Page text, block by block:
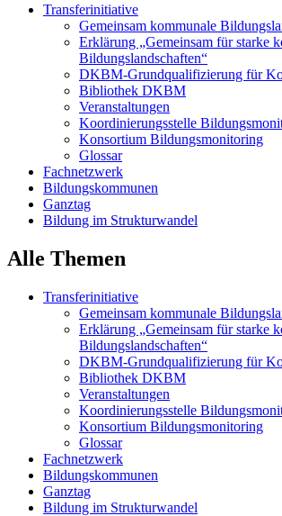
Transferinitiative
Gemeinsam kommunale
Erklärung „Gemeinsam für starke
Bildungslandschaften“
DKBM-Grundqualifizierung für
Bibliothek DKBM
Veranstaltungen
Koordinierungsstelle
Konsortium Bildungsmonitoring
Glossar
Fachnetzwerk
Bildungskommunen
Ganztag
Bildung im Strukturwandel
Alle Themen
Transferinitiative
Gemeinsam kommunale
Erklärung „Gemeinsam für starke
Bildungslandschaften“
DKBM-Grundqualifizierung für
Bibliothek DKBM
Veranstaltungen
Koordinierungsstelle
Konsortium Bildungsmonitoring
Glossar
Fachnetzwerk
Bildungskommunen
Ganztag
Bildung im Strukturwandel